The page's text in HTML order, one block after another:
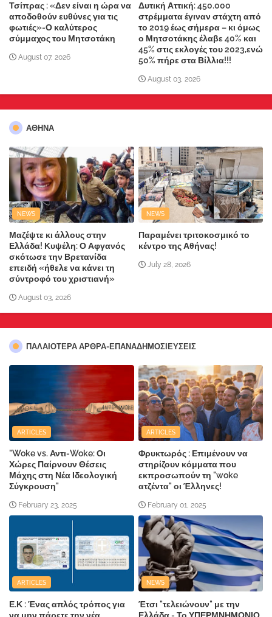
Τσίπρας : «Δεν είναι η ώρα να
αποδοθούν ευθύνες για τις
φωτιές»-Ο καλύτερος
σύμμαχος του Μητσοτάκη
August 07, 2026
Δυτική Αττική: 450.000
στρέμματα έγιναν στάχτη από
το 2019 έως σήμερα – κι όμως
ο Μητσοτάκης έλαβε 40% και
45% στις εκλογές του 2023,ενώ
50% πήρε στα Βίλλια!!!
August 03, 2026
ΑΘΗΝΑ
NEWS
Μαζέψτε κι άλλους στην
Ελλάδα! Κυψέλη: Ο Αφγανός
σκότωσε την Βρετανίδα
επειδή «ήθελε να κάνει τη
σύντροφό του χριστιανή»
August 03, 2026
NEWS
Παραμένει τριτοκοσμικό το
κέντρο της Αθήνας!
July 28, 2026
ΠΑΛΑΙΟΤΕΡΑ ΑΡΘΡΑ-ΕΠΑΝΑΔΗΜΟΣΙΕΥΣΕΙΣ
ARTICLES
"Woke vs. Αντι-Woke: Οι
Χώρες Παίρνουν Θέσεις
Μάχης στη Νέα Ιδεολογική
Σύγκρουση"
February 23, 2025
ARTICLES
Φρυκτωρός : Επιμένουν να
στηρίζουν κόμματα που
εκπροσωπούν τη "woke
ατζέντα" οι Έλληνες!
February 01, 2025
ARTICLES
Ε.Κ : Ένας απλός τρόπος για
να μην πάρετε την νέα
NEWS
Έτσι "τελειώνουν" με την
Ελλάδα - Το ΥΠΕΡΜΝΗΜΟΝΙΟ